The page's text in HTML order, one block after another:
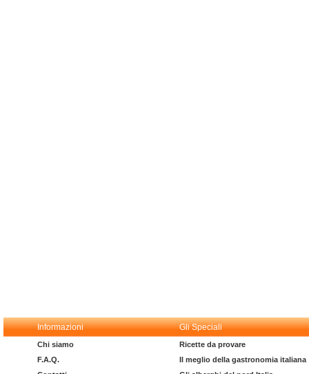
Informazioni Gli Speciali
Chi siamo
F.A.Q.
Ricette da provare
Il meglio della gastronomia italiana